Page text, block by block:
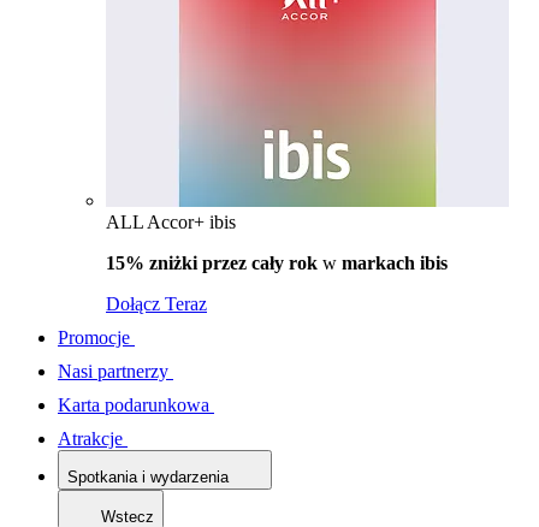
ALL Accor+ ibis
15% zniżki przez cały rok w markach ibis
Dołącz Teraz
Promocje
Nasi partnerzy
Karta podarunkowa
Atrakcje
Spotkania i wydarzenia
Wstecz